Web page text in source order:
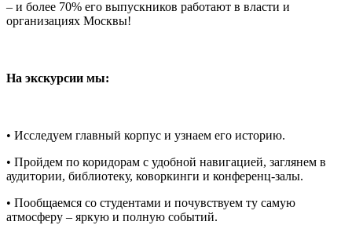
– и более 70% его выпускников работают в власти и
организациях Москвы!
На экскурсии мы:
• Исследуем главный корпус и узнаем его историю.
• Пройдем по коридорам с удобной навигацией, заглянем в
аудитории, библиотеку, коворкинги и конференц-залы.
• Пообщаемся со студентами и почувствуем ту самую
атмосферу – яркую и полную событий.